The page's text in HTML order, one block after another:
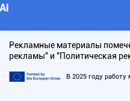
АI
Рекламные материалы
рекламы" и "Политическая
В 2025 году